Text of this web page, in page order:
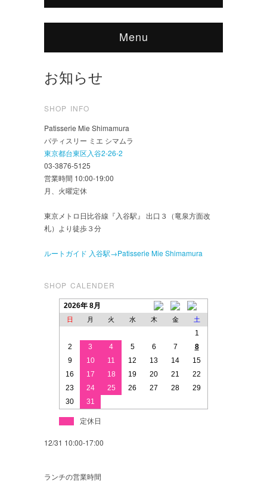
Menu
お知らせ
SHOP INFO
Patisserie Mie Shimamura
パティスリー ミエ シマムラ
東京都台東区入谷2-26-2
03-3876-5125
営業時間 10:00-19:00
月、火曜定休
東京メトロ日比谷線『入谷駅』 出口３（竜泉方面改
札）より徒歩３分
ルートガイド 入谷駅→Patisserie Mie Shimamura
SHOP CALENDER
2026年 8月
日 月 火 水 木 金 土
1
2
3 4 5 6 7
8
9
10 11 12 13 14
15
16
17 18 19 20 21
22
23
24 25 26 27 28
29
30
31
定休日
12/31 10:00-17:00
ランチの営業時間